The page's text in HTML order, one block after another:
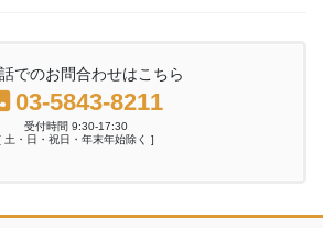
でのお問合わせはこちら
03-5843-8211
受付時間 9:30-17:30
[ 土・日・祝日・年末年始除く ]